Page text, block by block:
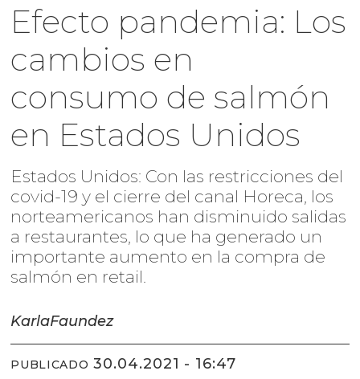
Efecto pandemia: Los
cambios en
consumo de salmón
en Estados Unidos
Estados Unidos: Con las restricciones del
covid-19 y el cierre del canal Horeca, los
norteamericanos han disminuido salidas
a restaurantes, lo que ha generado un
importante aumento en la compra de
salmón en retail.
KarlaFaundez
PUBLICADO 30.04.2021 - 16:47